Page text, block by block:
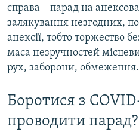
справа ‒ парад на
залякування незгодних,
анексії, тобто торжество
маса незручностей
рух, заборони,
Боротися з
проводити парад?